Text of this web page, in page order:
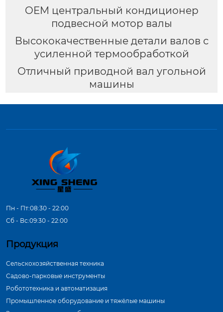
OEM центральный кондиционер
подвесной мотор валы
Высококачественные детали валов с
усиленной термообработкой
Отличный приводной вал угольной
машины
Пн - Пт:08:30 - 22:00
Сб - Вс:09:30 - 22:00
Продукция
Сельскохозяйственная техника
Садово-парковые инструменты
Робототехника и автоматизация
Промышленное оборудование и тяжёлые машины